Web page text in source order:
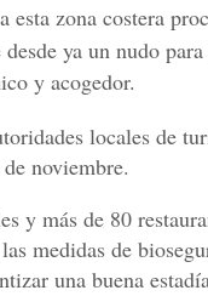
a esta zona costera
desde ya un nudo
y acogedor.
locales de
noviembre.
y más de 80
medidas de
una buena